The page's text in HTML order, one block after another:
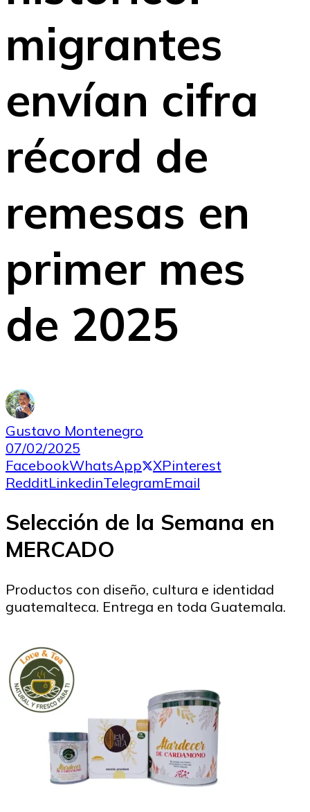
migrantes
envían cifra
récord de
remesas en
primer mes
de 2025
Gustavo Montenegro
07/02/2025
FacebookWhatsApp XPinterest
RedditLinkedinTelegramEmail
Selección de la Semana en
MERCADO
Productos con diseño, cultura e identidad
guatemalteca. Entrega en toda Guatemala.